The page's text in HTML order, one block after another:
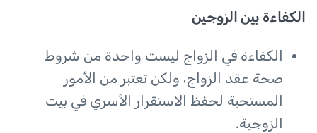
الكفاءة بين الزوجين
الكفاءة في الزواج ليست واحدة من شروط
صحة عقد الزواج، ولكن تعتبر من الأمور
المستحبة لحفظ الاستقرار الأسري في بيت
الزوجية.